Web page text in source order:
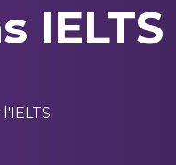
IELTS